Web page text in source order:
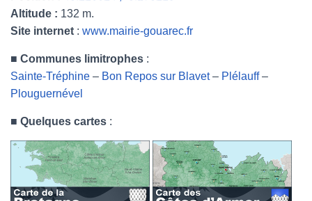
Altitude : 132 m.
Site internet : www.mairie-gouarec.fr
■ Communes limitrophes :
Sainte-Tréphine – Bon Repos sur Blavet– Plélauff–
Plouguernével
■ Quelques cartes :